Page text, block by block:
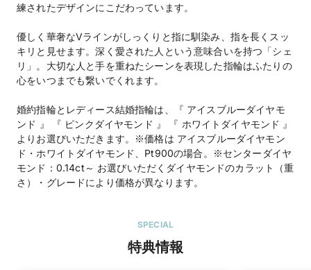
練されたデザインにこだわっています。
優しく華奢なVラインがしっくりと指に馴染み、指を長くスッ
キリと見せます。深く愛された人という意味合いを持つ「シェ
リ」。大切な人と手を重ねたシーンを表現した指輪はふたりの
心をいつまでも繋いでくれます。
婚約指輪とレディース結婚指輪は、『 アイスブルーダイヤモ
ンド 』 『 ピンクダイヤモンド 』 『 ホワイトダイヤモンド 』
よりお選びいただきます。※価格は アイスブルーダイヤモン
ド・ホワイトダイヤモンド、Pt900の場合。※センターダイヤ
モンド：0.14ct～ お選びいただくダイヤモンドのカラット（重
さ）・グレードにより価格が異なります。
SPECIAL
特典情報